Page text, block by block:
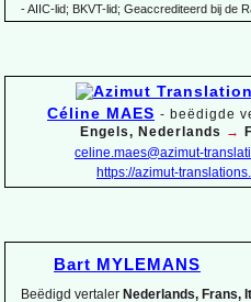
-AIIC-lid; BKVT-lid; Geaccrediteerd bij de
Céline MAES - beëdigde
Engels, Nederlands →
celine.maes@azimut-
https://azimut-
Bart MYLEMANS
Beëdigd vertaler Nederlands, Frans,